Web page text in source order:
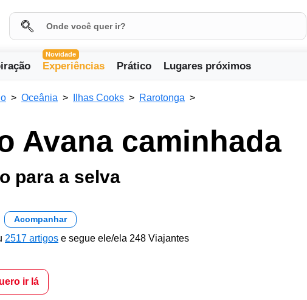
Novidade
Experiências Prático Lugares próximos
Oceânia Ilhas Cooks Rarotonga
Avana caminhada
para a selva
Acompanhar
2517 artigos e segue ele/ela 248 Viajantes
ir lá